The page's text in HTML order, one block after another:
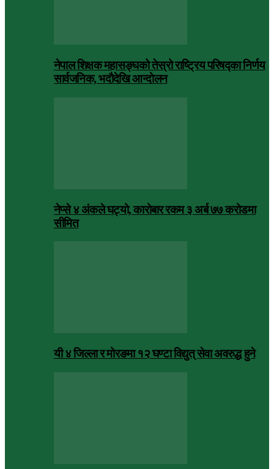
नेपाल शिक्षक महासङ्घको तेस्रो राष्ट्रिय परिषद्का निर्णय
सार्वजनिक, भदाैदेखि आन्दाेलन
नेप्से ४ अंकले घट्यो, कारोबार रकम ३ अर्ब ७७ करोडमा
सीमित
यी ४ जिल्ला र मोरङमा १२ घण्टा विद्युत् सेवा अवरुद्ध हुने